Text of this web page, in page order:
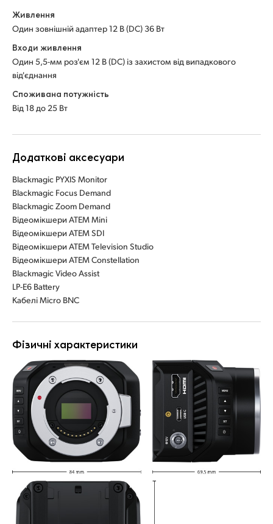
Живлення
Один зовнішній адаптер 12 В (DC) 36 Вт
Входи живлення
Один 5,5-мм роз'єм 12 В (DC) із захистом від випадкового
від'єднання
Споживана потужність
Від 18 до 25 Вт
Додаткові аксесуари
Blackmagic PYXIS Monitor
Blackmagic Focus Demand
Blackmagic Zoom Demand
Відеомікшери ATEM Mini
Відеомікшери ATEM SDI
Відеомікшери ATEM Television Studio
Відеомікшери ATEM Constellation
Blackmagic Video Assist
LP-E6 Battery
Кабелі Micro BNC
Фізичні характеристики